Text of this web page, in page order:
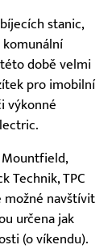
stanic,
komunální
době velmi
pro imobilní
výkonné
Mountfield,
Technik, TPC
možné navštívit
určena jak
(o víkendu).